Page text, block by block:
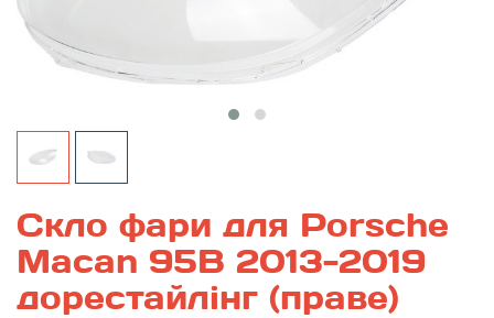
Скло фари для Porsche
Macan 95B 2013-2019
дорестайлінг (праве)